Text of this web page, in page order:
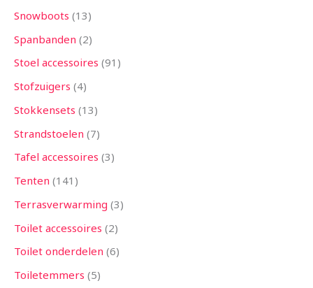
Snowboots 13
Spanbanden 2
Stoel accessoires 91
Stofzuigers 4
Stokkensets 13
Strandstoelen 7
Tafel accessoires 3
Tenten 141
Terrasverwarming 3
Toilet accessoires 2
Toilet onderdelen 6
Toiletemmers 5